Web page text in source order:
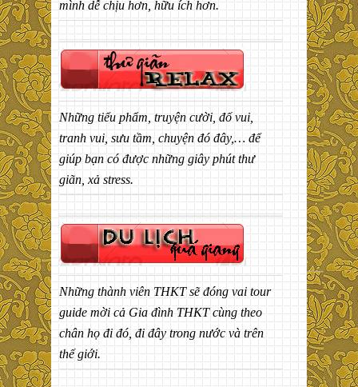
mình dễ chịu hơn, hữu ích hơn.
Những tiểu phẩm, truyện cười, đố vui,
tranh vui, sưu tầm, chuyện đó đây,… để
giúp bạn có được những giây phút thư
giãn, xả stress.
Những thành viên THKT sẽ đóng vai tour
guide mời cả Gia đình THKT cùng theo
chân họ đi đó, đi đây trong nước và trên
thế giới.